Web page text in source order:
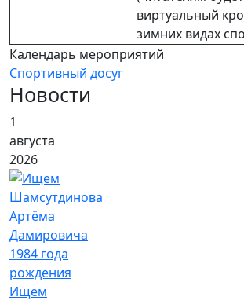
виртуальный
зимних видах
Календарь мероприятий
Спортивный досуг
Новости
1
августа
2026
Ищем